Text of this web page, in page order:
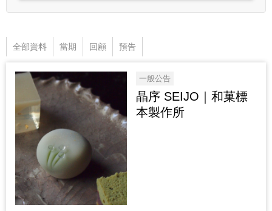
全部資料 當期 回顧 預告
一般公告
晶序 SEIJO｜和菓標
本製作所